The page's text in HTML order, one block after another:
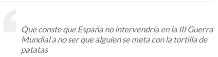
Que conste que España no intervendría en la III Guerra
Mundial a no ser que alguien se meta con la tortilla de
patatas